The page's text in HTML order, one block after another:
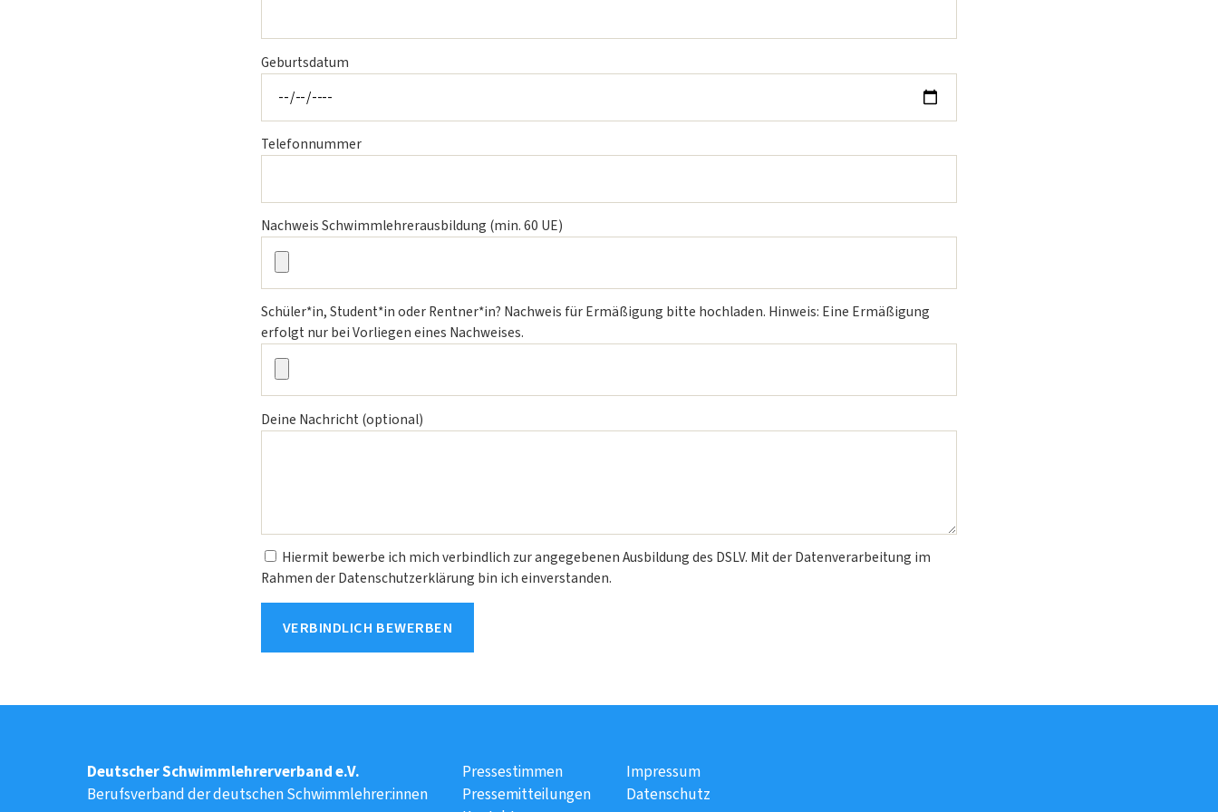
Geburtsdatum
Telefonnummer
Nachweis Schwimmlehrerausbildung (min. 60 UE)
Schüler*in, Student*in oder Rentner*in? Nachweis für Ermäßigung bitte hochladen. Hinweis: Eine Ermäßigung
erfolgt nur bei Vorliegen eines Nachweises.
Deine Nachricht (optional)
Hiermit bewerbe ich mich verbindlich zur angegebenen Ausbildung des DSLV. Mit der Datenverarbeitung im
Rahmen der Datenschutzerklärung bin ich einverstanden.
Deutscher Schwimmlehrerverband e.V.
Berufsverband der deutschen Schwimmlehrer:innen
Pressestimmen
Pressemitteilungen
Impressum
Datenschutz